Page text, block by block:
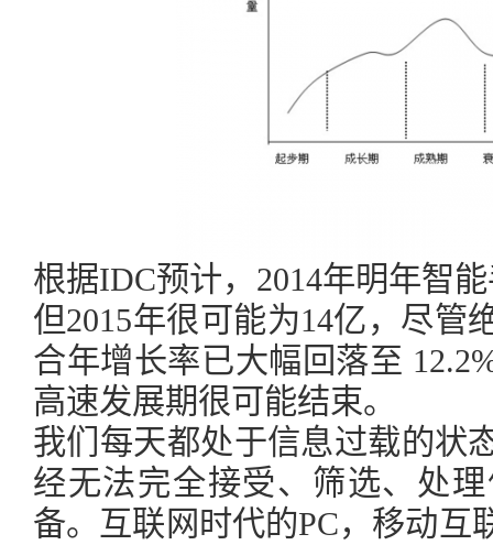
根据IDC预计，2014年明年智
但2015年很可能为14亿，尽管
合年增长率已大幅回落至
高速发展期很可能结束。
我们每天都处于信息过载的状
经无法完全接受、筛选、处
备。互联网时代的PC，移动互